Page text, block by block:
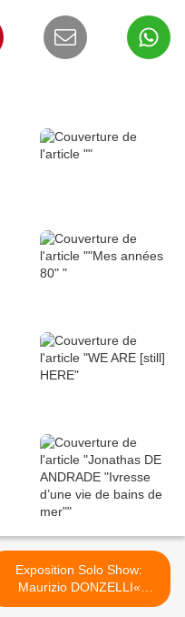
Exposition Solo Show:
Maurizio DONZELLI«
Miroirs & Talismans » >